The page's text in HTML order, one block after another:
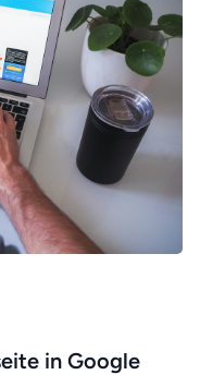
in Google